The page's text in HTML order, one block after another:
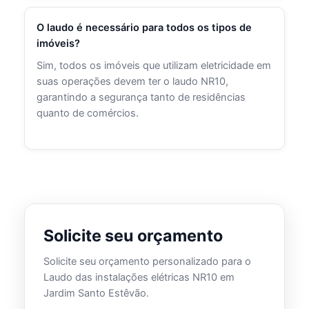
O laudo é necessário para todos os tipos de
imóveis?
Sim, todos os imóveis que utilizam eletricidade em
suas operações devem ter o laudo NR10,
garantindo a segurança tanto de residências
quanto de comércios.
Solicite seu orçamento
Solicite seu orçamento personalizado para o
Laudo das instalações elétricas NR10 em
Jardim Santo Estêvão.